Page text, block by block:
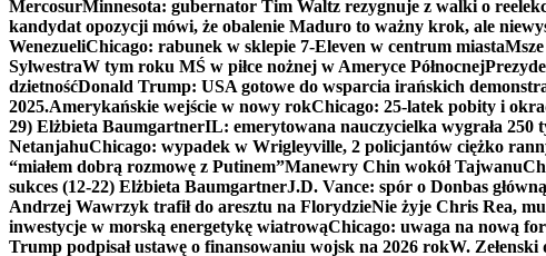
MercosurMinnesota: gubernator Tim Waltz rezygnuje z walki o
kandydat opozycji mówi, że obalenie Maduro to ważny krok, ale
WenezueliChicago: rabunek w sklepie 7-Eleven w centrum miasta
SylwestraW tym roku MŚ w piłce nożnej w Ameryce Północnej
dzietnośćDonald Trump: USA gotowe do wsparcia irańskich
2025.Amerykańskie wejście w nowy rokChicago: 25-latek pobity i
29) Elżbieta BaumgartnerIL: emerytowana nauczycielka wygrała 250
NetanjahuChicago: wypadek w Wrigleyville, 2 policjantów ciężko
“miałem dobrą rozmowę z Putinem”Manewry Chin wokół Tajwanu
sukces (12-22) Elżbieta BaumgartnerJ.D. Vance: spór o Donbas
Andrzej Wawrzyk trafił do aresztu na FlorydzieNie żyje Chris Rea,
inwestycje w morską energetykę wiatrowąChicago: uwaga na nową
Trump podpisał ustawę o finansowaniu wojsk na 2026 rokW.